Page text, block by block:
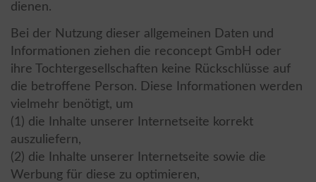
dienen.
Bei der Nutzung dieser allgemeinen Daten und
Informationen ziehen die reconcept GmbH oder
ihre Tochtergesellschaften keine Rückschlüsse auf
die betroffene Person. Diese Informationen werden
vielmehr benötigt, um
(1) die Inhalte unserer Internetseite korrekt
auszuliefern,
(2) die Inhalte unserer Internetseite sowie die
Werbung für diese zu optimieren,